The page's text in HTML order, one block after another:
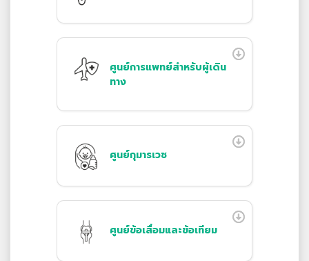
ศูนย์การแพทย์สำหรับผู้เดิน
ทาง
ศูนย์กุมารเวช
ศูนย์ข้อเสื่อมและข้อเทียม